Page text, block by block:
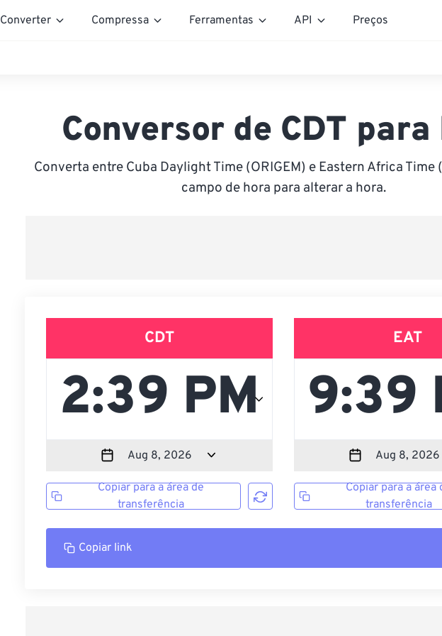
Converter Compressa Ferramentas API Preços
Conversor de CDT para
Converta entre Cuba Daylight Time (ORIGEM) e Eastern Africa Time
campo de hora para alterar a hora.
CDT
Copiar para a área de
transferência
EAT
Copiar para a área
transferência
Copiar link